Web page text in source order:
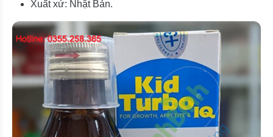
Xuất xứ: Nhật Bản.